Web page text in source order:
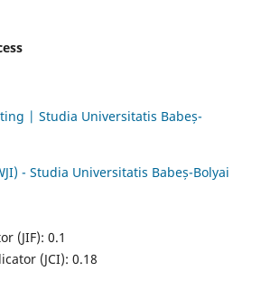
| Studia Universitatis Babeș-
- Studia Universitatis Babeș-Bolyai
(JIF): 0.1
(JCI): 0.18